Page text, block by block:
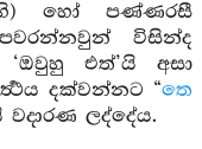
හෝ පණ්ණරසී
විසින්ද
එත්’යි අසා
දක්වන්නට “තෙ
වදාරණ ලද්දේය.